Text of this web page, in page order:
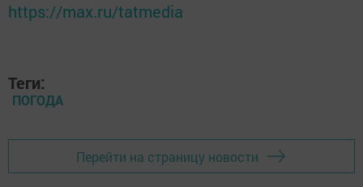
https://max.ru/tatmedia
Теги:
ПОГОДА
Перейти на страницу новости